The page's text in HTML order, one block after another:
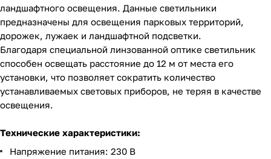
ландшафтного освещения. Данные светильники
предназначены для освещения парковых территорий,
дорожек, лужаек и ландшафтной подсветки.
Благодаря специальной линзованной оптике светильник
способен освещать расстояние до 12 м от места его
установки, что позволяет сократить количество
устанавливаемых световых приборов, не теряя в качестве
освещения.
Технические характеристики:
Напряжение питания: 230 В